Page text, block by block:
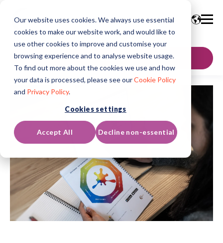
Our website uses cookies. We always use essential
cookies to make our website work, and would like to
use other cookies to improve and customise your
browsing experience and to analyse website usage.
To find out more about the cookies we use and how
your data is processed, please see ourCookie Policy
and Privacy Policy.
Cookies settings
Accept All Decline non-essential
聯絡我們